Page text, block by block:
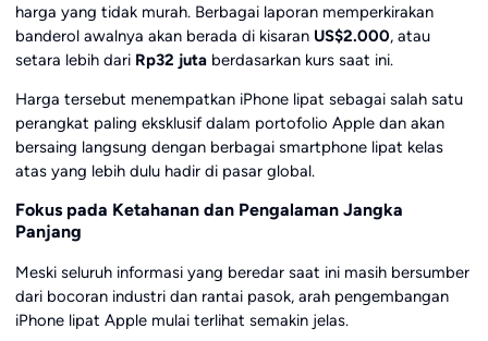
harga yang tidak murah. Berbagai laporan memperkirakan
banderol awalnya akan berada di kisaran US$2.000, atau
setara lebih dari Rp32 jutaberdasarkan kurs saat ini.
Harga tersebut menempatkan iPhone lipat sebagai salah satu
perangkat paling eksklusif dalam portofolio Apple dan akan
bersaing langsung dengan berbagai smartphone lipat kelas
atas yang lebih dulu hadir di pasar global.
Fokus pada Ketahanan dan Pengalaman Jangka
Panjang
Meski seluruh informasi yang beredar saat ini masih bersumber
dari bocoran industri dan rantai pasok, arah pengembangan
iPhone lipat Apple mulai terlihat semakin jelas.